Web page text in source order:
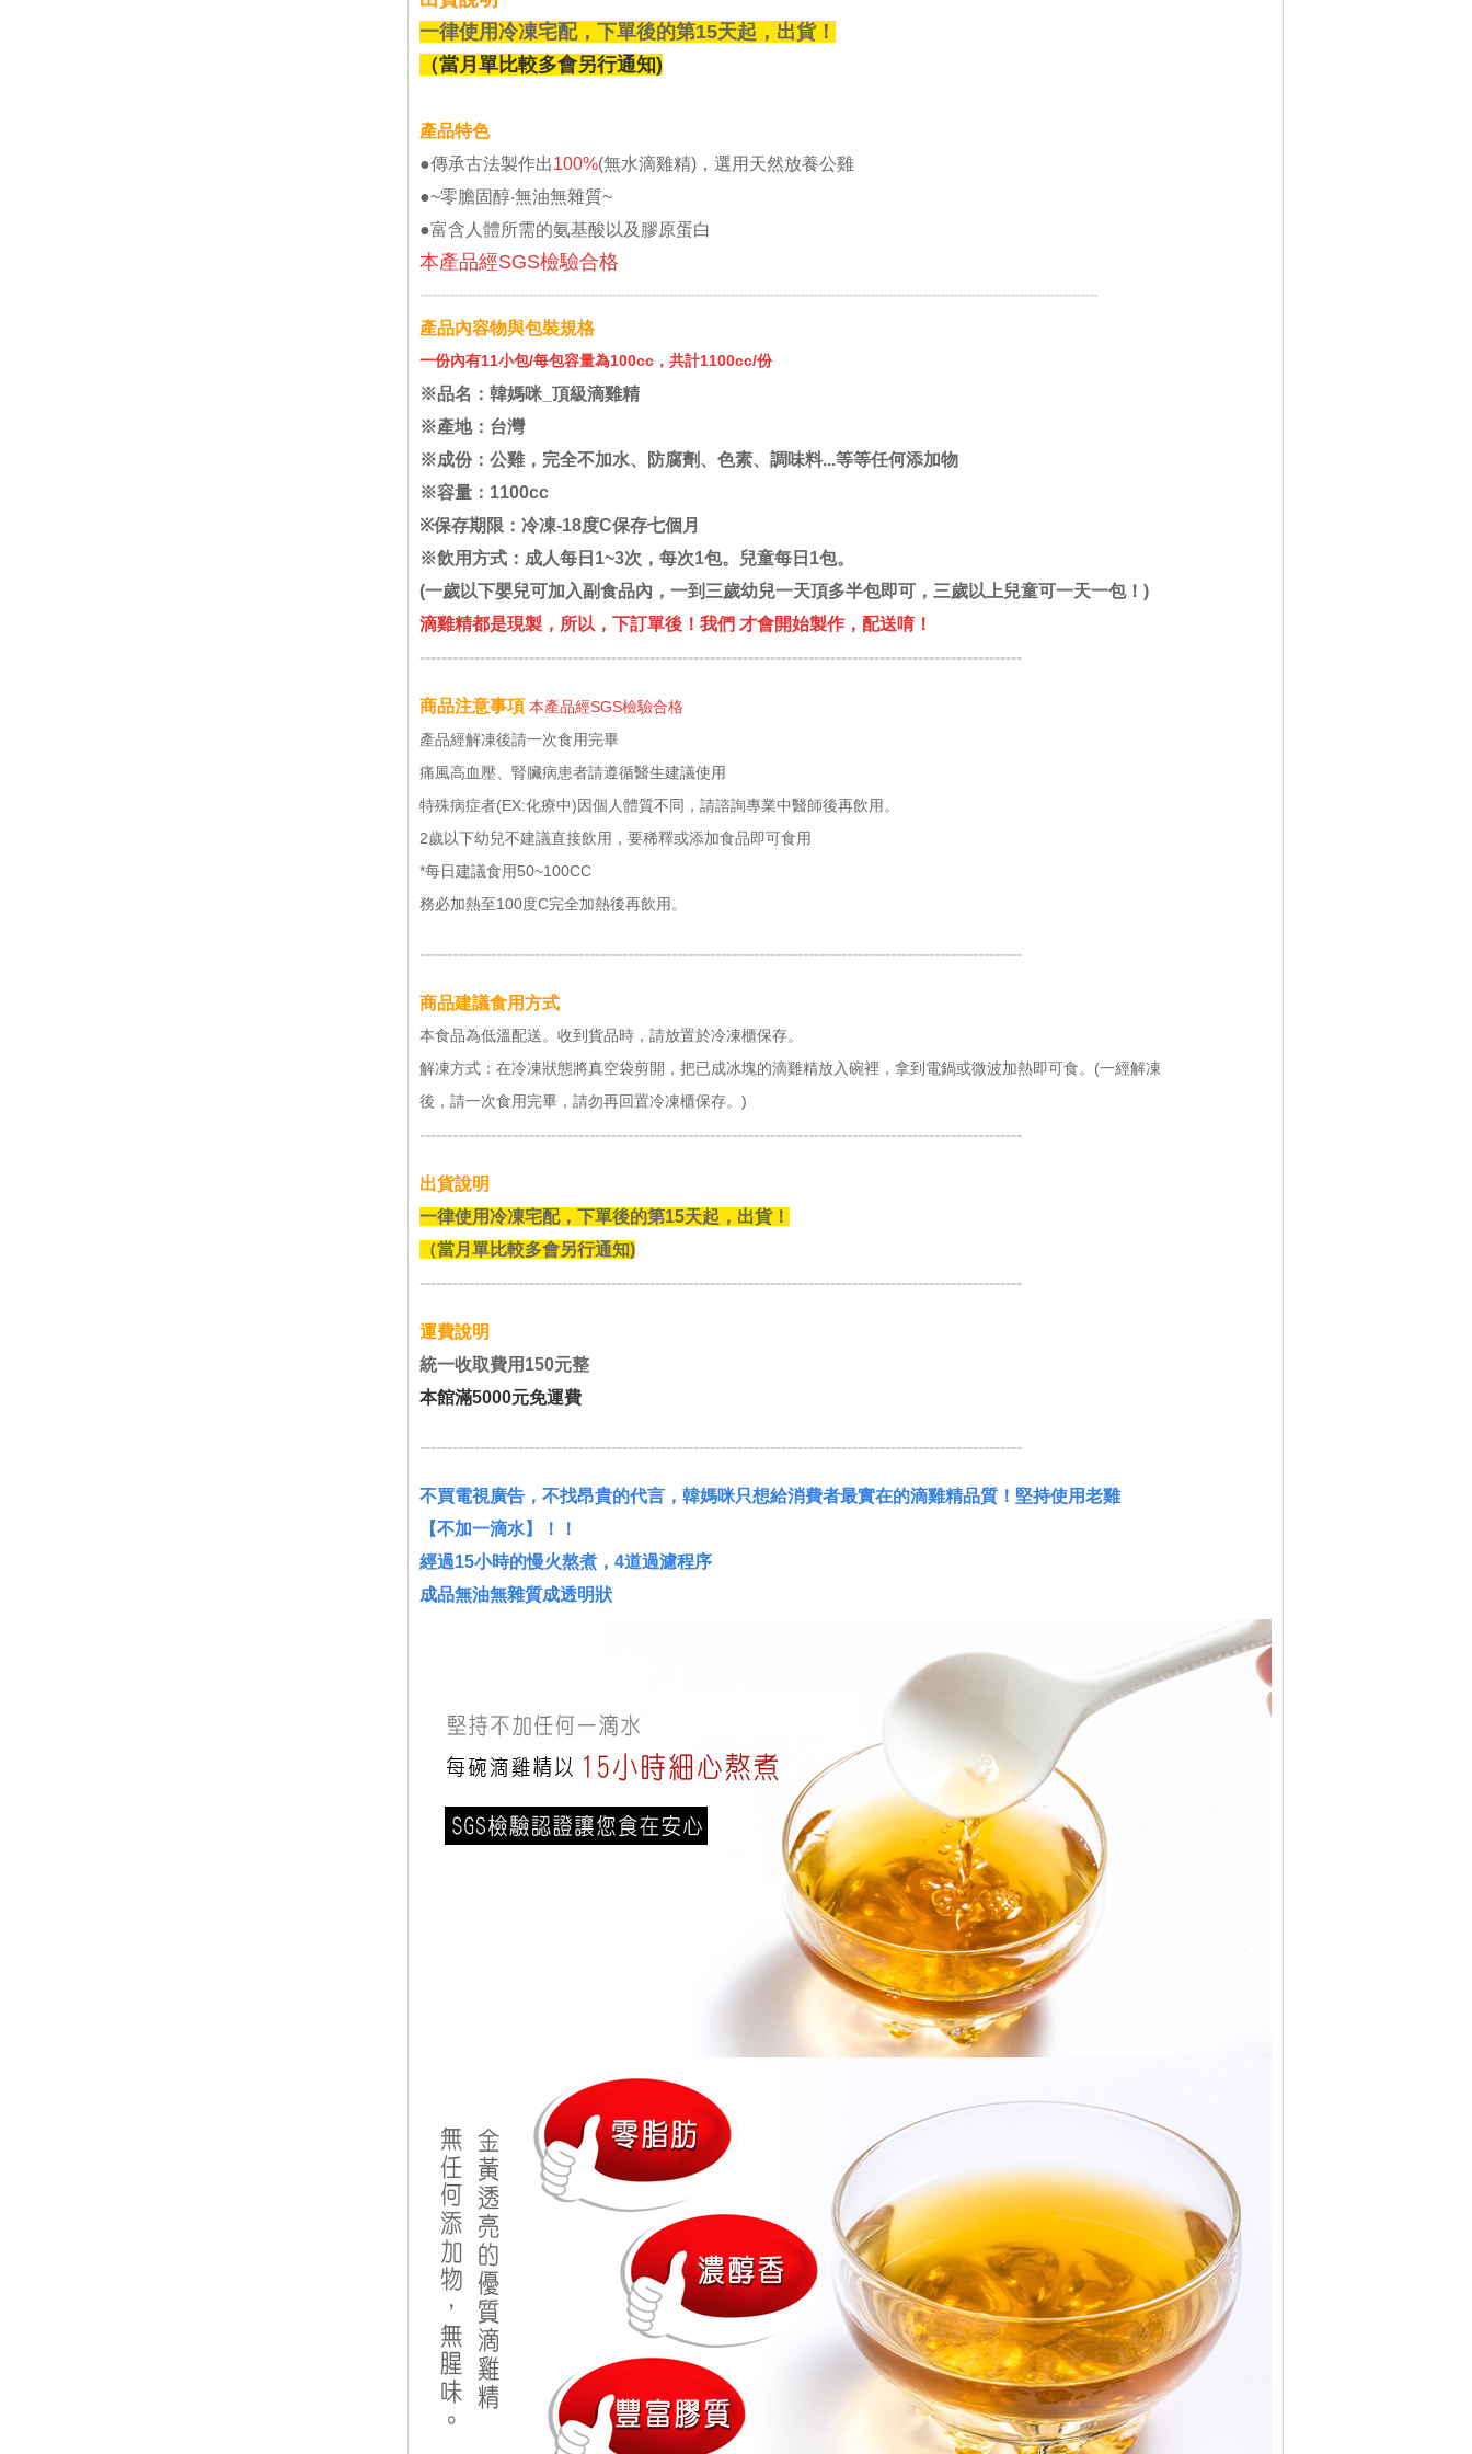
一律使用冷凍宅配，下單後的第15天起，出貨！
（當月單比較多會另行通知)
產品特色
●傳承古法製作出100%(無水滴雞精)，選用天然放養公雞
●~零膽固醇‧無油無雜質~
●富含人體所需的氨基酸以及膠原蛋白
本產品經SGS檢驗合格
-----------------------------------------------------------------------------------------------------------------------------------------------------------
產品內容物與包裝規格
一份內有11小包/每包容量為100cc， 共計1100cc/份
※品名： 韓媽咪_頂級滴雞精
※產地：台灣
※成份：公雞，完全不加水、防腐劑、色素、調味料...等等任何添加物
※容量：1100cc
※保存期限：冷凍-18度C保存七個月
※飲用方式：成人每日1~3次，每次1包。兒童每日1包。
(一歲以下嬰兒可加入副食品內，一到三歲幼兒一天頂多半包即可，三歲以上兒童可一天一包！)
滴雞精都是現製，所以，下訂單後！我們 才會開始製作，配送唷！
--------------------------------------------------------------------------------------------------------------
商品注意事項 本產品經SGS檢驗合格
產品經解凍後請一次食用完畢
痛風高血壓、腎臟病患者請遵循醫生建議使用
特殊病症者(EX:化療中)因個人體質不同，請諮詢專業中醫師後再飲用。
2歲以下幼兒不建議直接飲用，要稀釋或添加食品即可食用
*每日建議食用50~100CC
務必加熱至100度C完全加熱後再飲用。
--------------------------------------------------------------------------------------------------------------
商品建議食用方式
本食品為低溫配送。收到貨品時，請放置於冷凍櫃保存。
解凍方式：在冷凍狀態將真空袋剪開，把已成冰塊的滴雞精放入碗裡，拿到電鍋或微波加熱即可食。(一經解凍
後，請一次食用完畢，請勿再回置冷凍櫃保存。)
--------------------------------------------------------------------------------------------------------------
出貨說明
一律使用冷凍宅配，下單後的第15天起，出貨！
（當月單比較多會另行通知)
--------------------------------------------------------------------------------------------------------------
運費說明
統一收取費用150元整
本館滿5000元免運費
--------------------------------------------------------------------------------------------------------------
不買電視廣告，不找昂貴的代言， 韓媽咪只想給消費者最實在的滴雞精品質！堅持使用老雞
【不加一滴水】！！
經過15小時的慢火熬煮，4道過濾程序
成品無油無雜質成透明狀